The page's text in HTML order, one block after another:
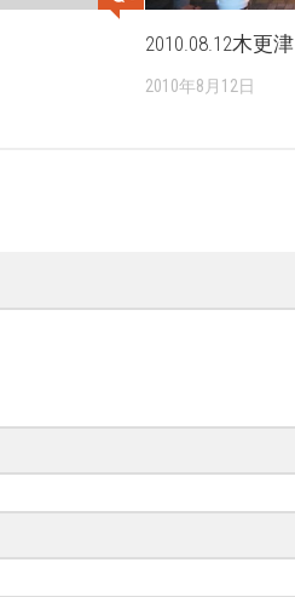
2010.08.12木更津
2010年8月12日